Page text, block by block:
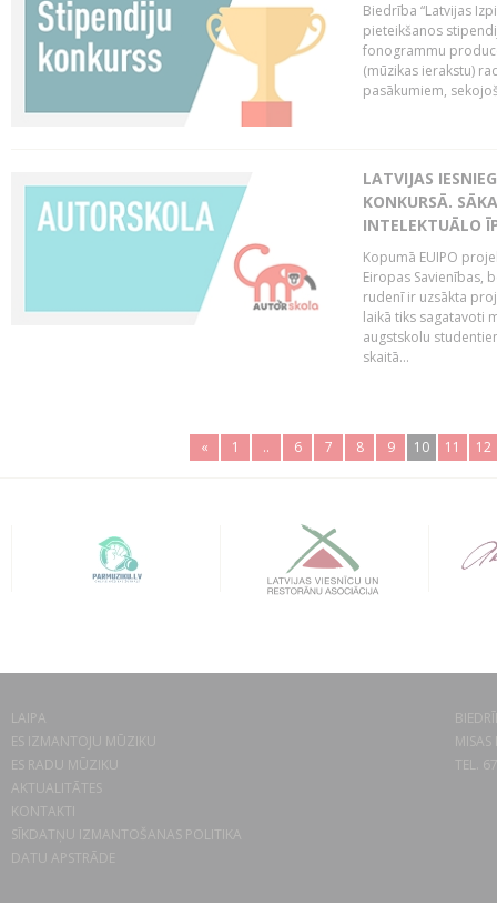
Biedrība “Latvijas
pieteikšanos
fonogrammu
(mūzikas ierakstu)
pasākumiem,
LATVIJAS
KONKURSĀ.
INTELEKTUĀLO
Kopumā EUIPO
Eiropas Savienības,
rudenī ir uzsākta
laikā tiks sagatavoti
augstskolu
skaitā...
« 1 .. 6 7 8 9 10 11 12
LAIPA
ES IZMANTOJU MŪZIKU
ES RADU MŪZIKU
AKTUALITĀTES
KONTAKTI
SĪKDATŅU IZMANTOŠANAS POLITIKA
DATU APSTRĀDE
TEL.